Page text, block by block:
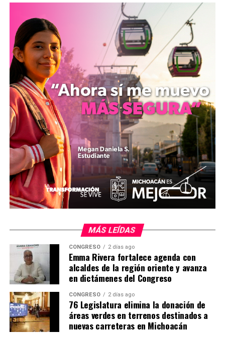
Comparte con:
Me gusta esto:
Relacionado
Amado Gómez inaugura
obra en el Rincón de San Luis
3 enero, 2022
En "Regionales"
Ahora los hombres no
quieren tener sexo ¿Por
qué?
10 junio, 2014
MÁS LEÍDAS
CONGRESO 2 días ago
Emma Rivera fortalece agenda con
alcaldes de la región oriente y avanza
en dictámenes del Congreso
CONGRESO 2 días ago
76 Legislatura elimina la donación de
áreas verdes en terrenos destinados a
nuevas carreteras en Michoacán